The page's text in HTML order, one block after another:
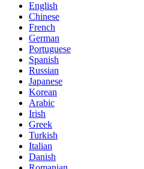
English
Chinese
French
German
Portuguese
Spanish
Russian
Japanese
Korean
Arabic
Irish
Greek
Turkish
Italian
Danish